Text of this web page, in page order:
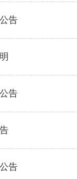
告
告
告